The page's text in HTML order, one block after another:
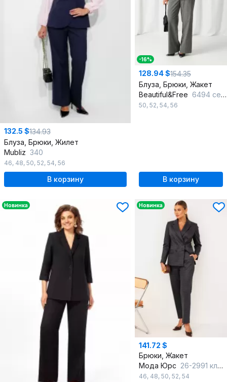
132.5 $134.93
Блуза, Брюки, Жилет
Mubliz 340
46, 48, 50, 52, 54, 56
В корзину
-16%
128.94 $154.35
Блуза, Брюки, Жакет
Beautiful&Free 6494 серый/полоска
50, 52, 54, 56
В корзину
Новинка Новинка
141.72 $
Брюки, Жакет
Мода Юрс 26-2991 клетка
46, 48, 50, 52, 54